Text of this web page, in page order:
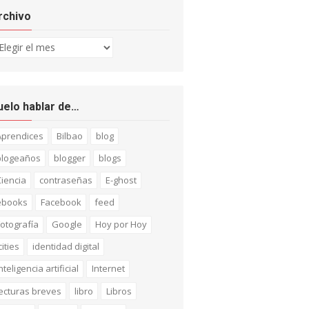
hablar de…
Bilbao
blog
blogger
blogs
contraseñas
E-ghost
Facebook
feed
Google
Hoy por Hoy
identidad digital
artificial
Internet
breves
libro
Libros